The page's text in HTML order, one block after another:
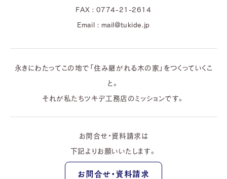
FAX : 0774-21-2614
Email : mail@tukide.jp
永きにわたってこの地で「住み継がれる木の家」をつくっていくこ
と。
それが私たちツキデ工務店のミッションです。
お問合せ・資料請求は
下記よりお願いいたします。
お問合せ・資料請求